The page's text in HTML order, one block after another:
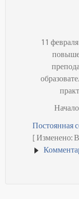
11
Постоянная
[ Изменено: